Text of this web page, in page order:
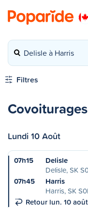
Delisle à Harris
Filtres
Lundi 10 Août
07h15
Delisle
Delisle, SK
07h45
Harris
Harris, SK
Retour lun. 10